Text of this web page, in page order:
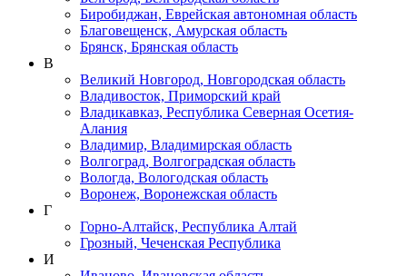
Биробиджан, Еврейская автономная область
Благовещенск, Амурская область
Брянск, Брянская область
В
Великий Новгород, Новгородская область
Владивосток, Приморский край
Владикавказ, Республика Северная Осетия-
Алания
Владимир, Владимирская область
Волгоград, Волгоградская область
Вологда, Вологодская область
Воронеж, Воронежская область
Г
Горно-Алтайск, Республика Алтай
Грозный, Чеченская Республика
И